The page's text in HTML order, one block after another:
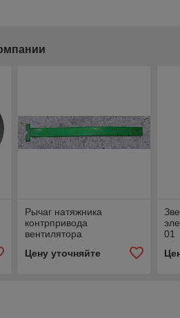
Рычаг натяжника
контрпривода
вентилятора
Цену уточняйте
01